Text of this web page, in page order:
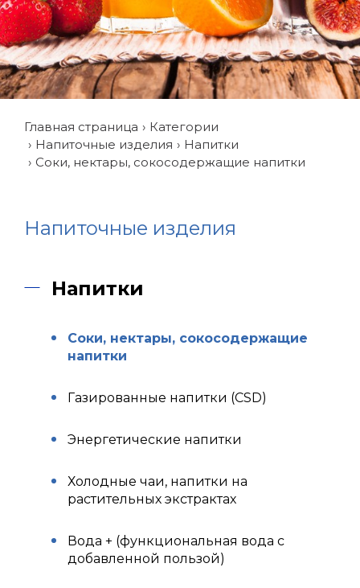
Главная страница
Категории
Напиточные изделия
Напитки
Соки, нектары, сокосодержащие напитки
Напиточные изделия
Напитки
Соки, нектары, сокосодержащие
напитки
Газированные напитки (CSD)
Энергетические напитки
Холодные чаи, напитки на
растительных экстрактах
Вода + (функциональная вода с
добавленной пользой)